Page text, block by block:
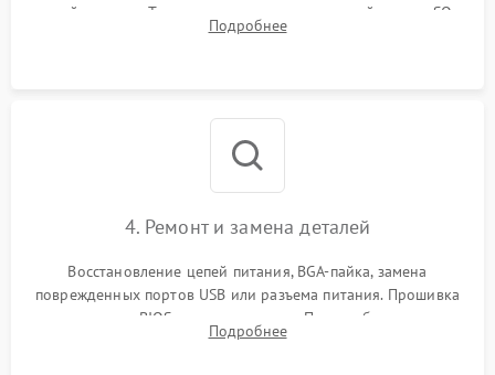
цепей питания. Тестирование съемных модулей памяти SO-
DIMM и накопителей M.2 на стенде для выявления сбоев.
Подробнее
4. Ремонт и замена деталей
Восстановление цепей питания, BGA-пайка, замена
поврежденных портов USB или разъема питания. Прошивка
микросхемы BIOS программатором. При необходимости
установка нового накопителя, оперативной памяти или
Подробнее